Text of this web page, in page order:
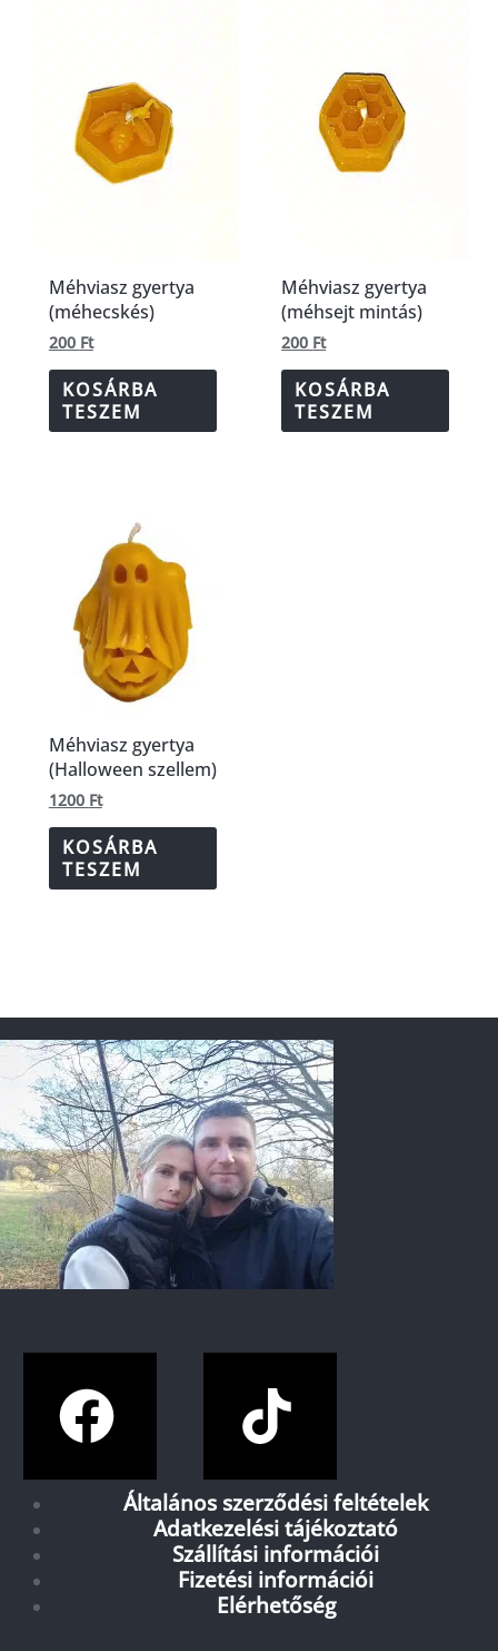
Méhviasz gyertya
(méhecskés)
200 Ft
KOSÁRBA
TESZEM
Méhviasz gyertya
(méhsejt mintás)
200 Ft
KOSÁRBA
TESZEM
Méhviasz gyertya
(Halloween szellem)
1200 Ft
KOSÁRBA
TESZEM
Általános szerződési feltételek
Adatkezelési tájékoztató
Szállítási információi
Fizetési információi
Elérhetőség